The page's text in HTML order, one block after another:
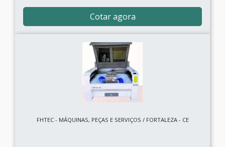
Cotar agora
FHTEC - MÁQUINAS, PEÇAS E SERVIÇOS / FORTALEZA - CE